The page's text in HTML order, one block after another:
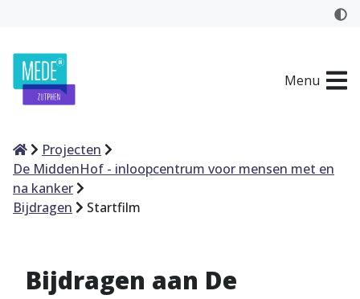
Menu
HomeProjecten
De MiddenHof - inloopcentrum voor mensen met en
na kanker
Bijdragen
Startfilm
Bijdragen aan De